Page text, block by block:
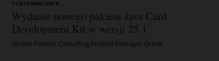
7 LISTOPADA 2025 R.
Wydanie nowego pakietu Java Card
Development Kit w wersji 25.1
Nicolas Ponsini, Consulting Product Manager, Oracle